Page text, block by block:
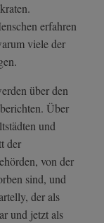
erfahren
viele der
über den
Über
und
der
von der
sind, und
der als
und jetzt als